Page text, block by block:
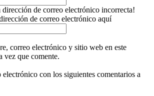
dirección de correo electrónico incorrecta!
de correo electrónico aquí
correo electrónico y sitio web en este
vez que comente.
con los siguientes comentarios a